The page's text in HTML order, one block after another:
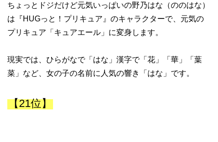
ちょっとドジだけど元気いっぱいの野乃はな（ののはな）
は『HUGっと！プリキュア』のキャラクターで、元気の
プリキュア「キュアエール」に変身します。
現実では、ひらがなで「はな」漢字で「花」「華」「葉
菜」など、女の子の名前に人気の響き「はな」です。
【21位】